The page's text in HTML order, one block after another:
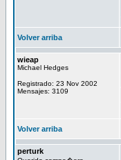
Volver arriba
wieap
Michael Hedges
Registrado: 23 Nov 2002
Mensajes: 3109
Volver arriba
perturk